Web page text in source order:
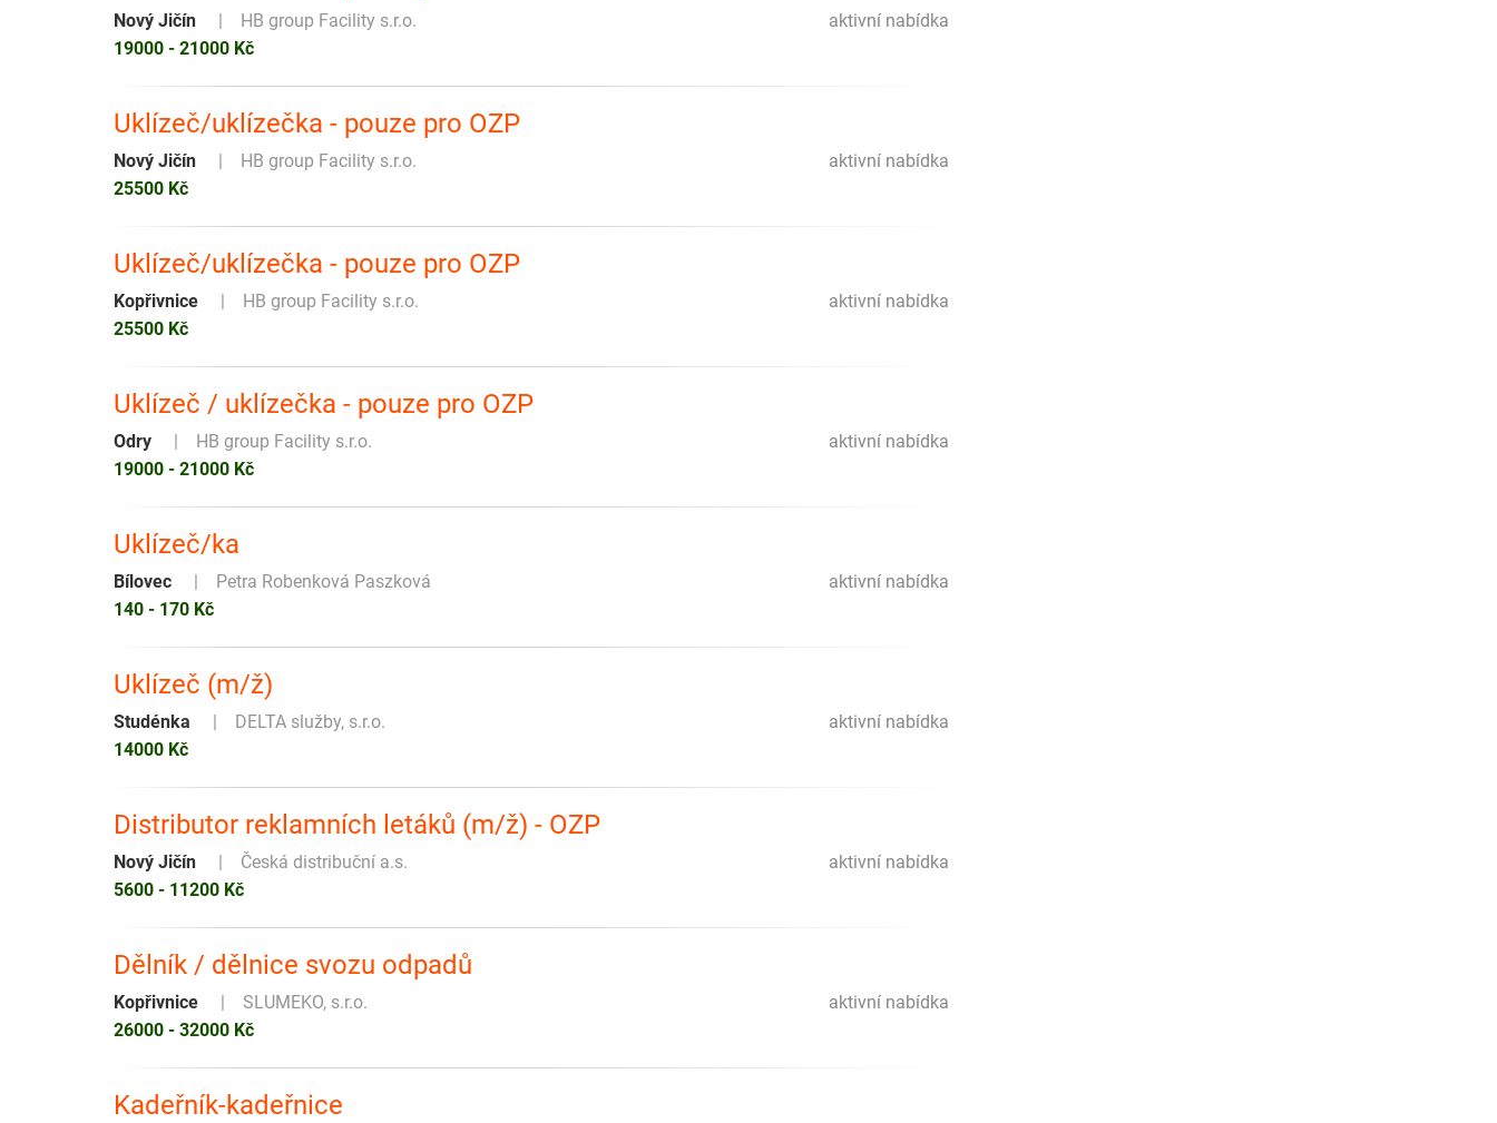
aktivní nabídka
Nový Jičín
HB group Facility s.r.o.
19000 - 21000 Kč
Uklízeč/uklízečka - pouze pro OZP
aktivní nabídka
Nový Jičín
HB group Facility s.r.o.
25500 Kč
Uklízeč/uklízečka - pouze pro OZP
aktivní nabídka
Kopřivnice
HB group Facility s.r.o.
25500 Kč
Uklízeč / uklízečka - pouze pro OZP
aktivní nabídka
Odry
HB group Facility s.r.o.
19000 - 21000 Kč
Uklízeč/ka
aktivní nabídka
Bílovec
Petra Robenková Paszková
140 - 170 Kč
Uklízeč (m/ž)
aktivní nabídka
Studénka
DELTA služby, s.r.o.
14000 Kč
Distributor reklamních letáků (m/ž) - OZP
aktivní nabídka
Nový Jičín
Česká distribuční a.s.
5600 - 11200 Kč
Dělník / dělnice svozu odpadů
aktivní nabídka
Kopřivnice
SLUMEKO, s.r.o.
26000 - 32000 Kč
Kadeřník-kadeřnice